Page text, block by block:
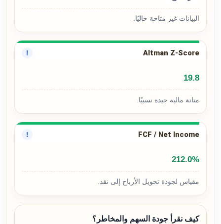
البيانات غير متاحة حاليًا.
Altman Z-Score
!
19.8
متانة مالية جيدة نسبيًا.
FCF / Net Income
!
212.0%
مقياس لجودة تحويل الأرباح إلى نقد.
كيف نقرأ جودة السهم والمخاطر؟